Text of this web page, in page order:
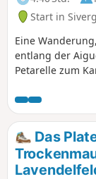
Start in
Eine
entlang der
Petarelle zum
Rocher” führt.
beruhigend.
zahlreichen
Ort des Lebens
Frühling oder
Das